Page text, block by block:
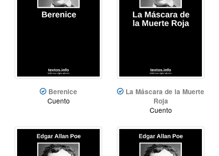
Berenice
Cuento
La Máscara de la Muerte
Roja
Cuento